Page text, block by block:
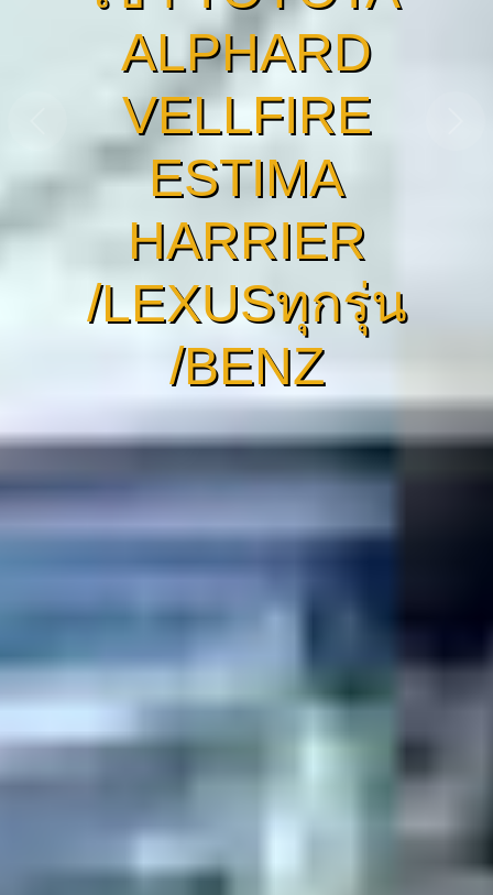
ALPHARD
VELLFIRE
ESTIMA
HARRIER
/LEXUSทุกรุ่น
/BENZ